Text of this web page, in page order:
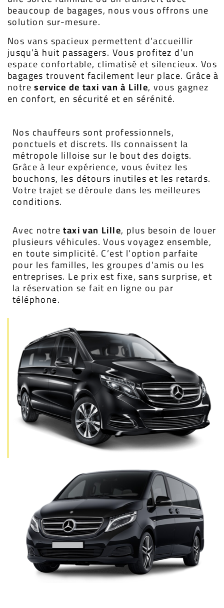
beaucoup de bagages, nous vous offrons une
solution sur-mesure.
Nos vans spacieux permettent d’accueillir
jusqu’à huit passagers. Vous profitez d’un
espace confortable, climatisé et silencieux. Vos
bagages trouvent facilement leur place. Grâce à
notreservice de taxi van à Lille, vous gagnez
en confort, en sécurité et en sérénité.
Nos chauffeurs sont professionnels,
ponctuels et discrets. Ils connaissent la
métropole lilloise sur le bout des doigts.
Grâce à leur expérience, vous évitez les
bouchons, les détours inutiles et les retards.
Votre trajet se déroule dans les meilleures
conditions.
Avec notretaxi van Lille, plus besoin de louer
plusieurs véhicules. Vous voyagez ensemble,
en toute simplicité. C’est l’option parfaite
pour les familles, les groupes d’amis ou les
entreprises. Le prix est fixe, sans surprise, et
la réservation se fait en ligne ou par
téléphone.